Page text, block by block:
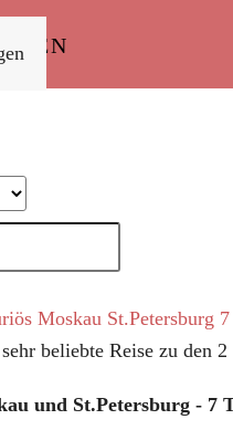
Moskau St.Petersburg 7
beliebte Reise zu den
und St.Petersburg - 7